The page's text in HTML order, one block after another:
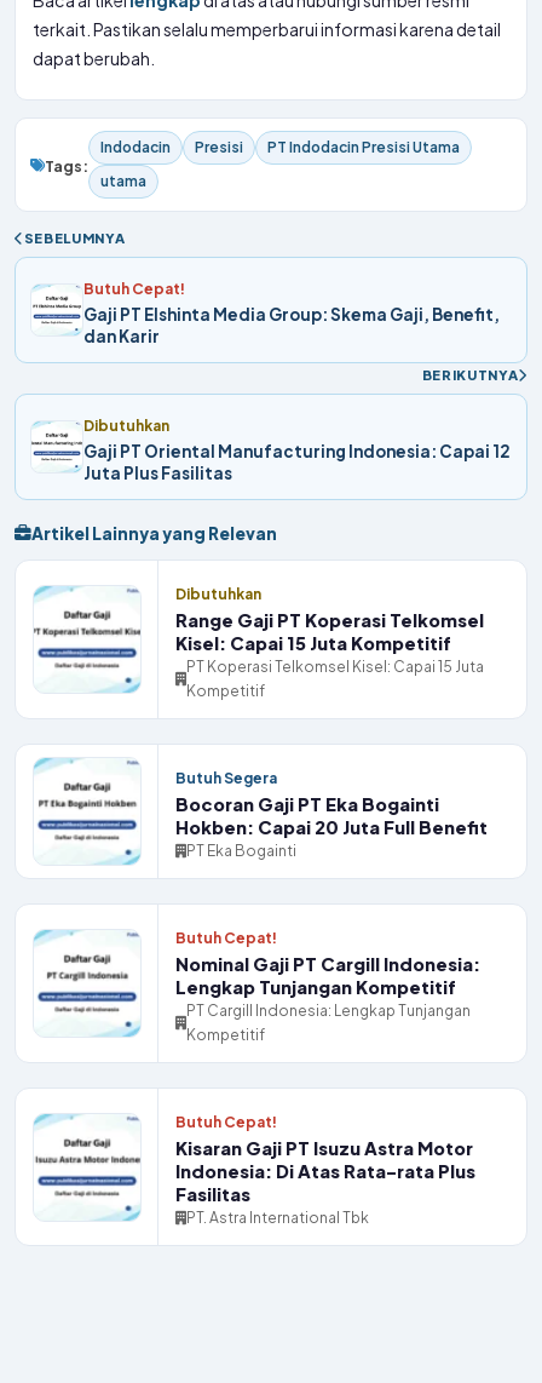
terkait. Pastikan selalu memperbarui informasi karena detail
dapat berubah.
Tags:
Indodacin Presisi
PT Indodacin Presisi Utama
utama
SEBELUMNYA
Butuh Cepat!
Gaji PT Elshinta Media Group: Skema Gaji, Benefit,
dan Karir
BERIKUTNYA
Dibutuhkan
Gaji PT Oriental Manufacturing Indonesia: Capai 12
Juta Plus Fasilitas
Artikel Lainnya yang Relevan
Dibutuhkan
Range Gaji PT Koperasi Telkomsel
Kisel: Capai 15 Juta Kompetitif
PT Koperasi Telkomsel Kisel: Capai 15 Juta
Kompetitif
Butuh Segera
Bocoran Gaji PT Eka Bogainti
Hokben: Capai 20 Juta Full Benefit
PT Eka Bogainti
Butuh Cepat!
Nominal Gaji PT Cargill Indonesia:
Lengkap Tunjangan Kompetitif
PT Cargill Indonesia: Lengkap Tunjangan
Kompetitif
Butuh Cepat!
Kisaran Gaji PT Isuzu Astra Motor
Indonesia: Di Atas Rata-rata Plus
Fasilitas
PT. Astra International Tbk